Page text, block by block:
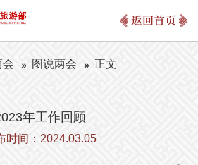
返回首页
会 图说两会 正文
年工作回顾
时间：2024.03.05